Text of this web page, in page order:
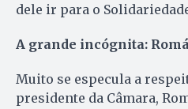
dele ir para o
A grande incógnita:
Muito se especula a
presidente da Câmara,